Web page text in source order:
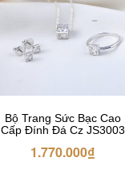
Bộ Trang Sức Bạc Cao
Cấp Đính Đá Cz JS3003
1.770.000₫